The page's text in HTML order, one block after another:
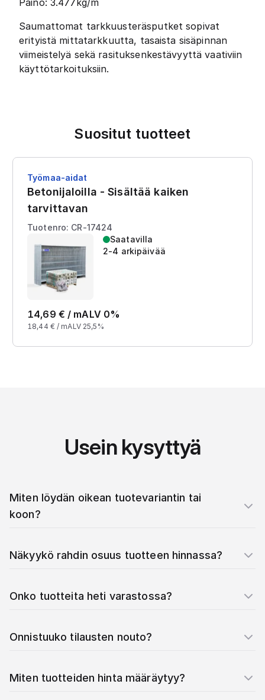
Paino: 3.477kg/m
Saumattomat tarkkuusteräsputket sopivat
erityistä mittatarkkuutta, tasaista sisäpinnan
viimeistelyä sekä rasituksenkestävyyttä vaativiin
käyttötarkoituksiin.
Suositut tuotteet
Työmaa-aidat
Betonijaloilla - Sisältää kaiken
tarvittavan
Tuotenro: CR-17424
Saatavilla
2-4 arkipäivää
14,69 € / mALV 0%
18,44 € / mALV 25,5%
Usein kysyttyä
Miten löydän oikean tuotevariantin tai
koon?
Näkyykö rahdin osuus tuotteen hinnassa?
Onko tuotteita heti varastossa?
Onnistuuko tilausten nouto?
Miten tuotteiden hinta määräytyy?